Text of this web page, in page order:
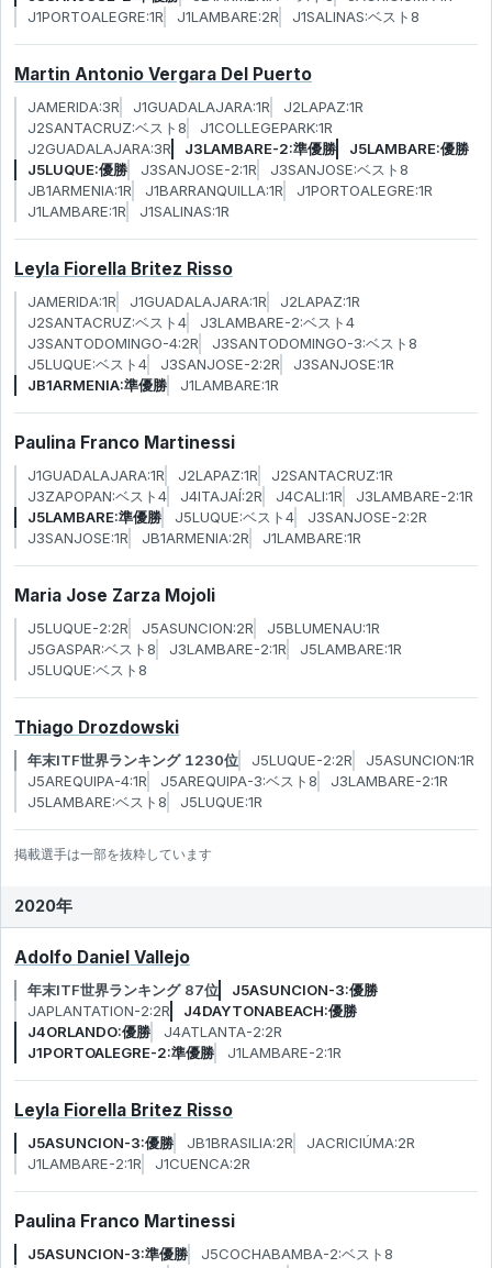
J1PORTOALEGRE:1R
J1LAMBARE:2R J1SALINAS:ベスト8
Martin Antonio Vergara Del Puerto
JAMERIDA:3R J1GUADALAJARA:1R
J2LAPAZ:1R
J2SANTACRUZ:ベスト8
J1COLLEGEPARK:1R
J2GUADALAJARA:3R
J3LAMBARE-2:準優勝
J5LAMBARE:優勝
J5LUQUE:優勝
J3SANJOSE-2:1R
J3SANJOSE:ベスト8
JB1ARMENIA:1R
J1BARRANQUILLA:1R
J1PORTOALEGRE:1R
J1LAMBARE:1R
J1SALINAS:1R
Leyla Fiorella Britez Risso
JAMERIDA:1R J1GUADALAJARA:1R
J2LAPAZ:1R
J2SANTACRUZ:ベスト4
J3LAMBARE-2:ベスト4
J3SANTODOMINGO-4:2R
J3SANTODOMINGO-3:ベスト8
J5LUQUE:ベスト4
J3SANJOSE-2:2R
J3SANJOSE:1R
JB1ARMENIA:準優勝
J1LAMBARE:1R
Paulina Franco Martinessi
J1GUADALAJARA:1R J2LAPAZ:1R
J2SANTACRUZ:1R
J3ZAPOPAN:ベスト4
J4ITAJAÍ:2R J4CALI:1R
J3LAMBARE-2:1R
J5LAMBARE:準優勝
J5LUQUE:ベスト4
J3SANJOSE-2:2R
J3SANJOSE:1R
JB1ARMENIA:2R J1LAMBARE:1R
Maria Jose Zarza Mojoli
J5LUQUE-2:2R J5ASUNCION:2R
J5BLUMENAU:1R
J5GASPAR:ベスト8
J3LAMBARE-2:1R
J5LAMBARE:1R
J5LUQUE:ベスト8
Thiago Drozdowski
年末ITF世界ランキング 1230位 J5LUQUE-2:2R
J5ASUNCION:1R
J5AREQUIPA-4:1R
J5AREQUIPA-3:ベスト8
J3LAMBARE-2:1R
J5LAMBARE:ベスト8
J5LUQUE:1R
掲載選手は一部を抜粋しています
2020年
Adolfo Daniel Vallejo
年末ITF世界ランキング 87位
J5ASUNCION-3:優勝
JAPLANTATION-2:2R
J4DAYTONABEACH:優勝
J4ORLANDO:優勝
J4ATLANTA-2:2R
J1PORTOALEGRE-2:準優勝
J1LAMBARE-2:1R
Leyla Fiorella Britez Risso
J5ASUNCION-3:優勝 JB1BRASILIA:2R
JACRICIÚMA:2R
J1LAMBARE-2:1R
J1CUENCA:2R
Paulina Franco Martinessi
J5ASUNCION-3:準優勝
J5COCHABAMBA-2:ベスト8